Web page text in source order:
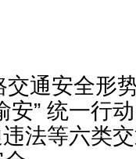
通安全形
安” 统一行
法等六类